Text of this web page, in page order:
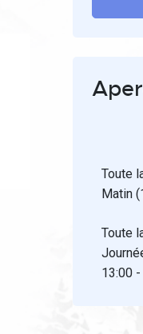
Toute
Matin
Toute
13:00